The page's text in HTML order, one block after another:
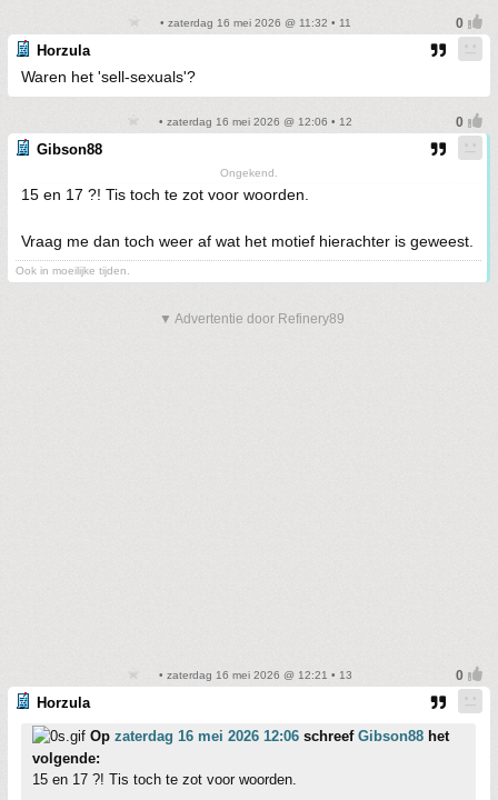
• zaterdag 16 mei 2026 @ 11:32 • 11
Horzula
Waren het 'sell-sexuals'?
• zaterdag 16 mei 2026 @ 12:06 • 12
Gibson88
Ongekend.
15 en 17 ?! Tis toch te zot voor woorden.
Vraag me dan toch weer af wat het motief hierachter is geweest.
Ook in moeilijke tijden.
▼ Advertentie door Refinery89
• zaterdag 16 mei 2026 @ 12:21 • 13
Horzula
Op zaterdag 16 mei 2026 12:06 schreef Gibson88 het
volgende:
15 en 17 ?! Tis toch te zot voor woorden.